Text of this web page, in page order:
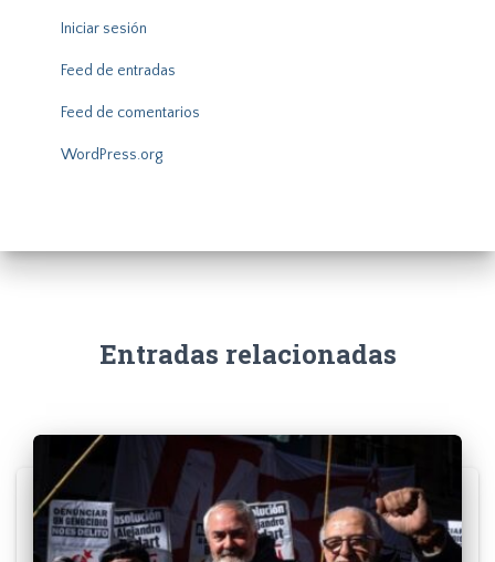
Iniciar sesión
Feed de entradas
Feed de comentarios
WordPress.org
Entradas relacionadas